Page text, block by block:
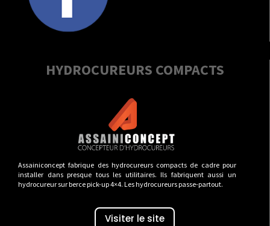
HYDROCUREURS COMPACTS
Assainiconcept fabrique des hydrocureurs compacts de cadre pour
installer dans presque tous les utilitaires. Ils fabriquent aussi un
hydrocureur sur berce pick-up 4×4. Les hydrocureurs passe-partout.
Visiter le site